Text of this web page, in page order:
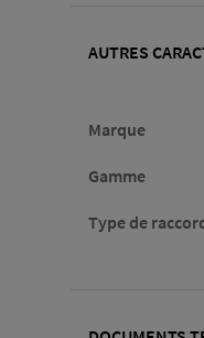
AUTRES
Marque
Gamme
Type de